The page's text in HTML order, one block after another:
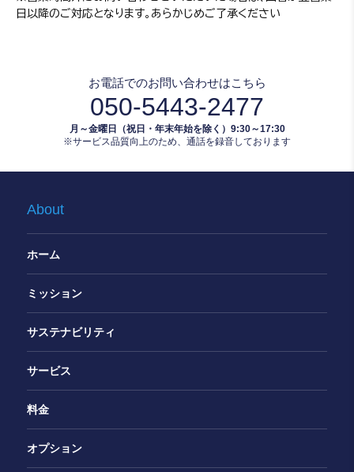
日以降のご対応となります。あらかじめご了承ください
お電話でのお問い合わせはこちら
050-5443-2477
月～金曜日（祝日・年末年始を除く）9:30～17:30
※サービス品質向上のため、通話を録音しております
About
ホーム
ミッション
サステナビリティ
サービス
料金
オプション